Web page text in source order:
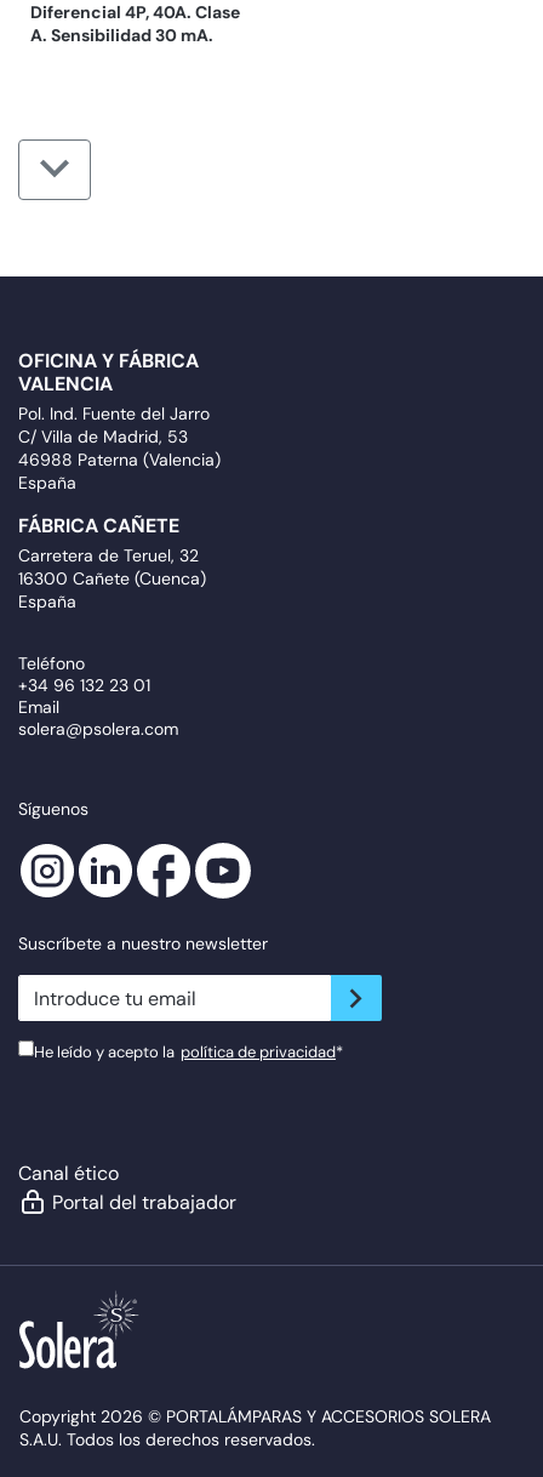
Diferencial 4P, 40A. Clase
A. Sensibilidad 30 mA.
OFICINA Y FÁBRICA
VALENCIA
Pol. Ind. Fuente del Jarro
C/ Villa de Madrid, 53
46988 Paterna (Valencia)
España
FÁBRICA CAÑETE
Carretera de Teruel, 32
16300 Cañete (Cuenca)
España
Teléfono
+34 96 132 23 01
Email
solera@psolera.com
Síguenos
Suscríbete a nuestro newsletter
newsletter.suscribe
He leído y acepto la política de privacidad*
Canal ético
Portal del trabajador
Copyright 2026 © PORTALÁMPARAS Y ACCESORIOS SOLERA
S.A.U. Todos los derechos reservados.